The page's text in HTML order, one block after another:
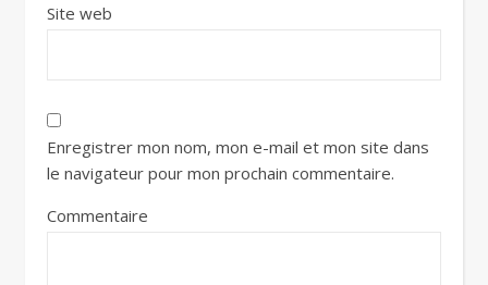
Site web
Enregistrer mon nom, mon e-mail et mon site dans
le navigateur pour mon prochain commentaire.
Commentaire